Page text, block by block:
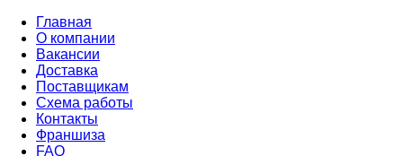
Главная
О компании
Вакансии
Доставка
Поставщикам
Схема работы
Контакты
Франшиза
FAQ